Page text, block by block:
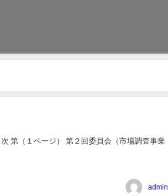
第（１ページ） 第２回委員会（市場調査事業
admin